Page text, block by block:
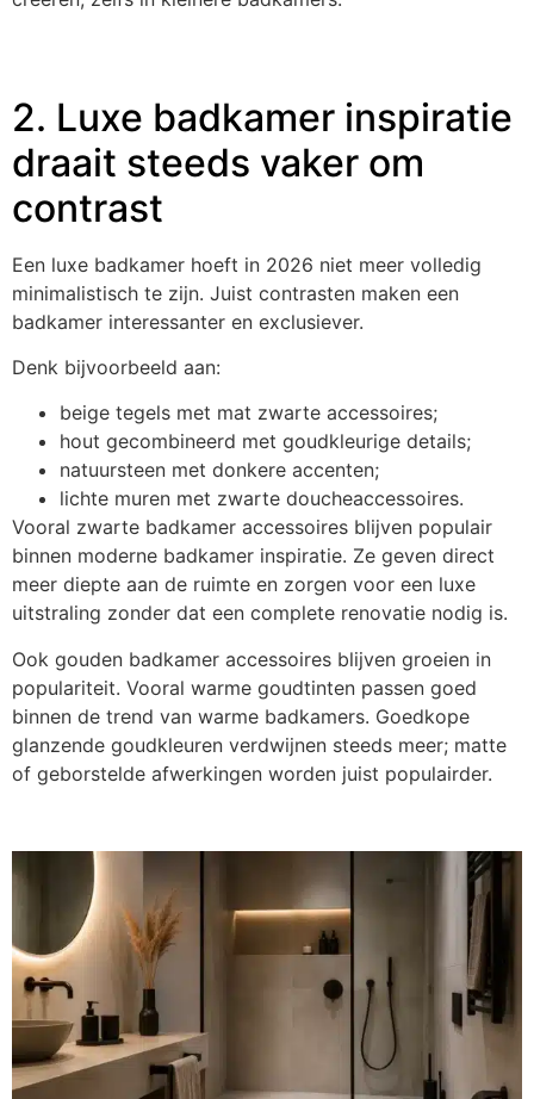
2. Luxe badkamer inspiratie
draait steeds vaker om
contrast
Een luxe badkamer hoeft in 2026 niet meer volledig
minimalistisch te zijn. Juist contrasten maken een
badkamer interessanter en exclusiever.
Denk bijvoorbeeld aan:
beige tegels met mat zwarte accessoires;
hout gecombineerd met goudkleurige details;
natuursteen met donkere accenten;
lichte muren met zwarte doucheaccessoires.
Vooral zwarte badkamer accessoires blijven populair
binnen moderne badkamer inspiratie. Ze geven direct
meer diepte aan de ruimte en zorgen voor een luxe
uitstraling zonder dat een complete renovatie nodig is.
Ook gouden badkamer accessoires blijven groeien in
populariteit. Vooral warme goudtinten passen goed
binnen de trend van warme badkamers. Goedkope
glanzende goudkleuren verdwijnen steeds meer; matte
of geborstelde afwerkingen worden juist populairder.